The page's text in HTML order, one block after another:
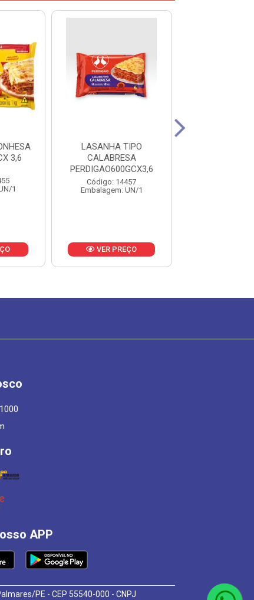
3,6
1
LASANHA TIPO
CALABRESA
PERDIGAO600GCX3,6
Código: 14457
Embalagem: UN/1
VER PREÇO
APP
PE - CEP 55540-000 - CNPJ